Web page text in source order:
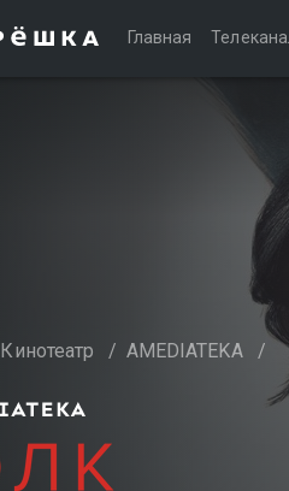
Главная
Кинотеатр / AMEDIATEKA /